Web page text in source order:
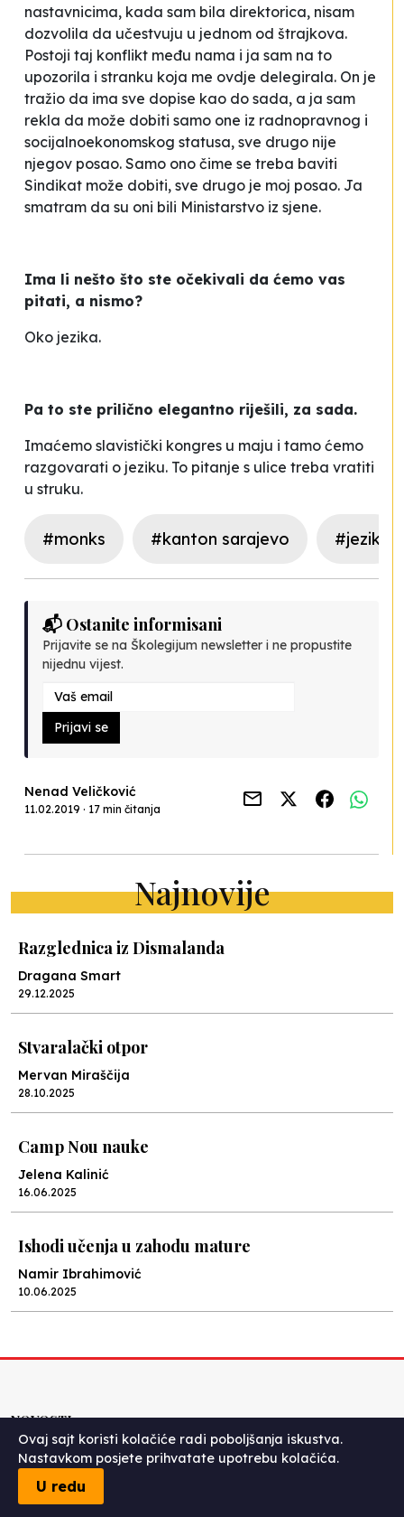
nastavnicima, kada sam bila direktorica, nisam
dozvolila da učestvuju u jednom od štrajkova.
Postoji taj konflikt među nama i ja sam na to
upozorila i stranku koja me ovdje delegirala. On je
tražio da ima sve dopise kao do sada, a ja sam
rekla da može dobiti samo one iz radnopravnog i
socijalnoekonomskog statusa, sve drugo nije
njegov posao. Samo ono čime se treba baviti
Sindikat može dobiti, sve drugo je moj posao. Ja
smatram da su oni bili Ministarstvo iz sjene.
Ima li nešto što ste očekivali da ćemo vas
pitati, a nismo?
Oko jezika.
Pa to ste prilično elegantno riješili, za sada.
Imaćemo slavistički kongres u maju i tamo ćemo
razgovarati o jeziku. To pitanje s ulice treba vratiti
u struku.
#monks #kanton sarajevo #jezik
📬 Ostanite informisani
Prijavite se na Školegijum newsletter i ne propustite
nijednu vijest.
Prijavi se
Nenad Veličković
11.02.2019 · 17 min čitanja
Najnovije
Razglednica iz Dismalanda
Dragana Smart
29.12.2025
Stvaralački otpor
Mervan Miraščija
28.10.2025
Camp Nou nauke
Jelena Kalinić
16.06.2025
Ishodi učenja u zahodu mature
Namir Ibrahimović
10.06.2025
Reformar’s Coming
Nenad Veličković
29.10.2024
NOVOSTI
Ovaj sajt koristi kolačiće radi poboljšanja iskustva.
Nastavkom posjete prihvatate upotrebu kolačića.
U redu